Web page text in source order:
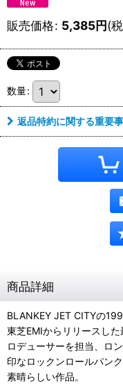
販売価格: 5,385円(
数量:
返品特約に関する重要
商品詳細
BLANKEY JET CITYの
東芝EMIからリリースし
ロデューサーを担当、ロ
印なロックンロールパン
素晴らしい作品。